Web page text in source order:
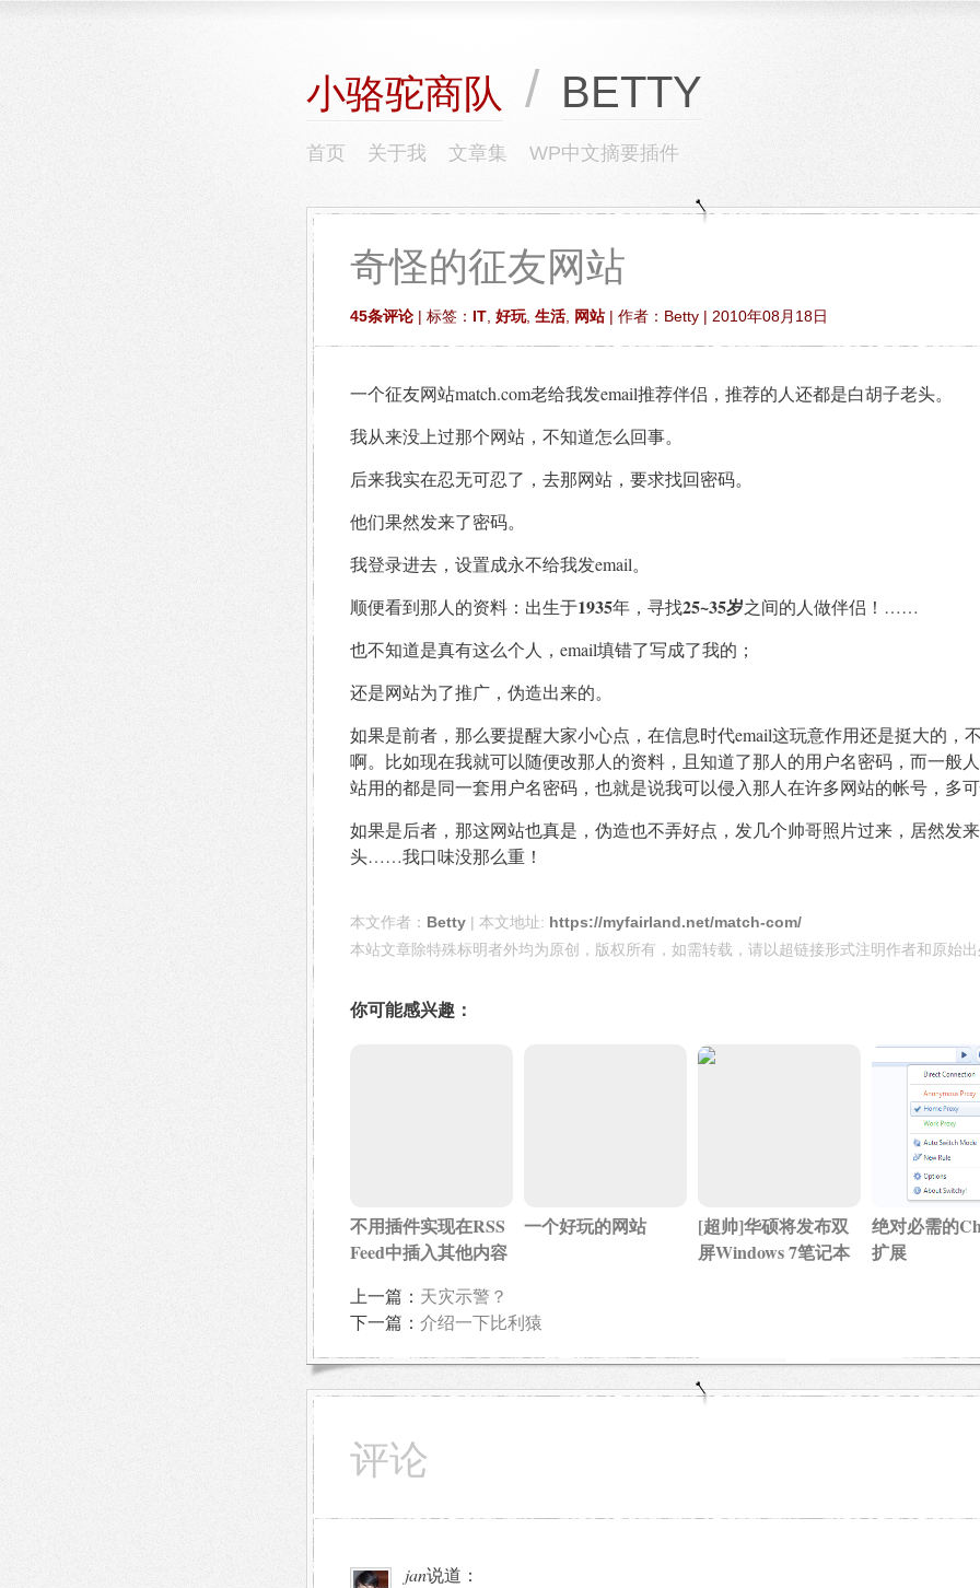
小骆驼商队 / BETTY
首页 关于我 文章集 WP中文摘要插件
奇怪的征友网站
45条评论| 标签： IT, 好玩, 生活, 网站| 作者：Betty | 2010年08月18日
一个征友网站match.com老给我发email推荐伴侣，推荐的人还都是白胡子老头。
我从来没上过那个网站，不知道怎么回事。
后来我实在忍无可忍了，去那网站，要求找回密码。
他们果然发来了密码。
我登录进去，设置成永不给我发email。
顺便看到那人的资料：出生于1935年，寻找25~35岁之间的人做伴侣！……
也不知道是真有这么个人，email填错了写成了我的；
还是网站为了推广，伪造出来的。
如果是前者，那么要提醒大家小心点，在信息时代email这玩意作用还是挺大的，
啊。比如现在我就可以随便改那人的资料，且知道了那人的用户名密码，而一般
站用的都是同一套用户名密码，也就是说我可以侵入那人在许多网站的帐号，多
如果是后者，那这网站也真是，伪造也不弄好点，发几个帅哥照片过来，居然发
头……我口味没那么重！
本文作者： Betty| 本文地址: https://myfairland.net/match-com/
本站文章除特殊标明者外均为原创，版权所有，如需转载，请以超链接形式注明作者和原始
你可能感兴趣：
不用插件实现在RSS
Feed中插入其他内容
一个好玩的网站
[超帅]华硕将发布双
屏Windows 7笔记本
绝对必需的
扩展
上一篇： 天灾示警？
下一篇： 介绍一下比利猿
评论
jan说道：